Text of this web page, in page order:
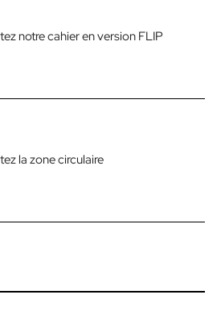
notre cahier en version FLIP
la zone circulaire